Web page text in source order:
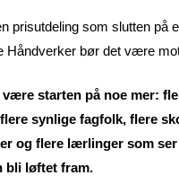
prisutdeling som slutten på
Håndverker bør det være
starten på noe mer:
synlige fagfolk, flere
og flere lærlinger som
bli løftet fram.